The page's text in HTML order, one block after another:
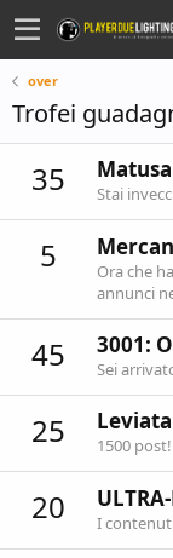
over
Trofei
35 Stai
5
Ora che
annunci
45 3001:
Sei
25 1500
20 I